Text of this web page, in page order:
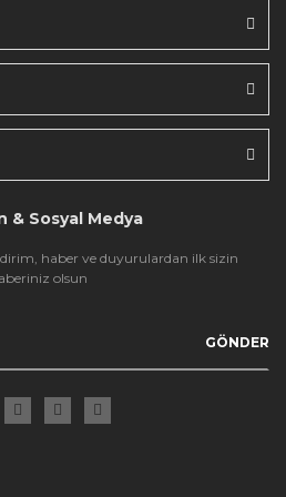
& Sosyal Medya
haber ve duyurulardan ilk sizin
olsun
GÖNDER